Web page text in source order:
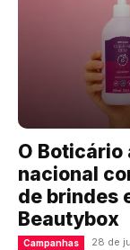
O Boticário
nacional
de brindes
Beautybox
Campanhas 28 de